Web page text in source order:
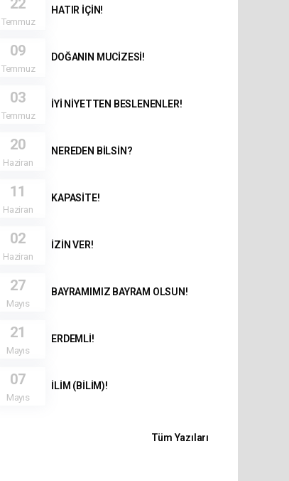
Temmuz
HATIR İÇİN!
09
Temmuz
DOĞANIN MUCİZESİ!
03
Temmuz
İYİ NİYETTEN BESLENENLER!
20
Haziran
NEREDEN BİLSİN?
11
Haziran
KAPASİTE!
02
Haziran
İZİN VER!
27
Mayıs
BAYRAMIMIZ BAYRAM OLSUN!
21
Mayıs
ERDEMLİ!
07
Mayıs
İLİM (BİLİM)!
Tüm Yazıları